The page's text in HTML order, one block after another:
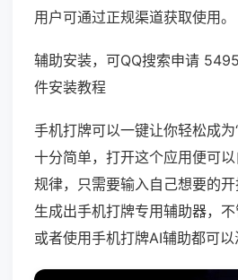
用户可通过正规渠道获取使用。
辅助安装，可QQ搜索申请
件安装教程
手机打牌可以一键让你轻松成
十分简单，打开这个应用便可
规律，只需要输入自己想要的
生成出手机打牌专用辅助器，
或者使用手机打牌AI辅助都可以